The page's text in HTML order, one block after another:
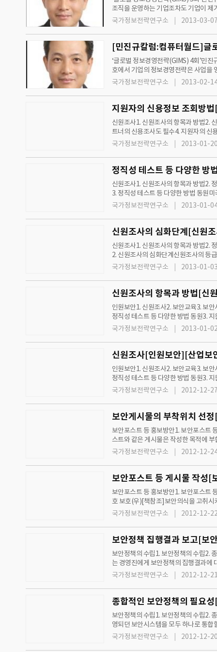
조직을 운영하는 기업조차도 기업이
는 작업은 매우 어렵다. 기업의 정보부
국가정보전략연구소 2013-03-
‘글로벌 정보경영전략(GIMS) 4회’민진규 국가정
호에서 기업의 정보경영전략은 사업을
다. 삼성 전략기획실의 정보수집능력
국가정보전략연구소 2013-02-
지원자의 신용정보 조회방
신원조사1. 신원조사의 항목과 방법2. 신원조사의 심화단계3. 정직성 테스트 등 다양한 방법 동원4. 지원자의 신용정보 조회방법5. 사업상 파
트너의 신용조사도 필수4. 지원자의 신
고자 할 경우 ‘신용정보이용 및 보호에
국가정보전략연구소 2013-01-
정직성 테스트 등 다양한
신원조사1. 신원조사의 항목과 방법2. 정직성 테스트 등 다양한 방법 동원3. 지원자의 신용정보 조회방법4. 사업상 파트너의 신용조사도 필수
3. 정직성 테스트 등 다양한 방법 동원
기를 사용하는 데 있어 법적인 제약이
국가정보전략연구소 2013-01-
신원조사의 심화단계[신원
신원조사1. 신원조사의 항목과 방법2. 정직성 테스트 등 다양한 방법 동원3. 지원자의 신용정보 조회방법4. 사업상 파트너의 신용조사도 필수
2. 신원조사의 심화단계신원조사의 등
만, 대기업이나 기타 신규채용이 많을
국가정보전략연구소 2013-01-
신원조사의 항목과 방법[신
인원보안1. 신원조사2. 보안교육3. 보안서약4. 인원보안의 다른 방법5. 인원보안 강화를 위한 기타 노력신원조사1. 신원조사의 항목과 방법2.
정직성 테스트 등 다양한 방법 동원3. 지원자의 신용정보 조회방법4. 사업상 파트너의 신용조사도 필수1. 신원조사의 항목과 방법신원조사는
기업 입사 지원자나 예정자에 대한 이…
국가정보전략연구소 2013-01-
신원조사[인원보안][산업보
인원보안1. 신원조사2. 보안교육3. 보안서약4. 인원보안의 다른 방법5. 인원보안 강화를 위한 기타 노력신원조사1. 신원조사의 항목과 방법2.
정직성 테스트 등 다양한 방법 동원3. 지원자의 신용정보 조회방법4. 사업상 파트너의 신용조사도 필수신원조사(background check)는 직
원을 채용할 때 기업에 부적합…
국가정보전략연구소 2012-12-
보안게시물의 부착위치 선
보안포스트 등 홍보방안1. 보안포스트
스트와 같은 게시물은 작성한 목적에
내(좌), 비밀번호관리(우)출입안내 표
국가정보전략연구소 2012-12-
보안포스트 등 게시물 작성
보안포스트 등 홍보방안1. 보안포스트
호 보호(우)[책참조]보안의식을 고취시
록 한다.의 보안과의 전쟁과 같이 첨단
국가정보전략연구소 2012-12-
보안정책 집행결과 보고[보
보안정책의 수립1. 보안정책의 수립2.
는 경영진에게 보안정책의 집행결과에
보고는 최소한 분기마다 하는 것이 효
국가정보전략연구소 2012-12-
종합적인 보안정책의 필요
보안정책의 수립1. 보안정책의 수립2.
영되던 보안시스템을 모두 하나로 통
이력을 관리하는 인사정보시스템, 문
국가정보전략연구소 2012-12-